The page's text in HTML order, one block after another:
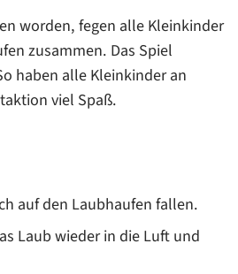
worden, fegen alle Kleinkinder
zusammen. Das Spiel
haben alle Kleinkinder an
viel Spaß.
auf den Laubhaufen fallen.
Laub wieder in die Luft und